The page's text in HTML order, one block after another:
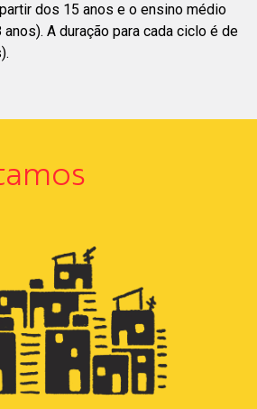
dos 15 anos e o ensino médio
A duração para cada ciclo é de